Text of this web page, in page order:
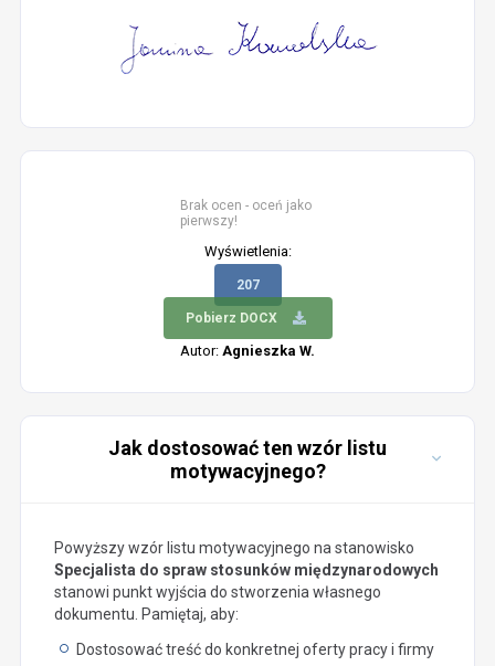
Brak ocen - oceń jako
pierwszy!
Wyświetlenia:
207
Pobierz DOCX
Autor: Agnieszka W.
Jak dostosować ten wzór listu
motywacyjnego?
Powyższy wzór listu motywacyjnego na stanowisko
Specjalista do spraw stosunków międzynarodowych
stanowi punkt wyjścia do stworzenia własnego
dokumentu. Pamiętaj, aby:
Dostosować treść do konkretnej oferty pracy i firmy